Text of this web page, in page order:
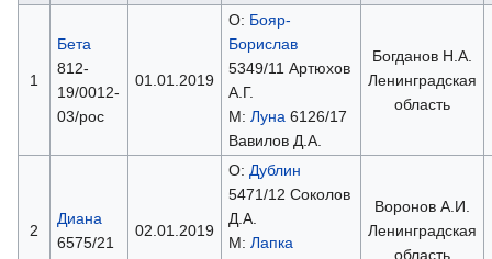
1
Бета
812-
19/0012-
03/рос
01.01.2019
О: Бояр-
Борислав
5349/11 Артюхов
А.Г.
М: Луна 6126/17
Вавилов Д.А.
Богданов Н.А.
Ленинградская
область
2
Диана
6575/21
02.01.2019
О: Дублин
5471/12 Соколов
Д.А.
М: Лапка
Воронов А.И.
Ленинградская
область